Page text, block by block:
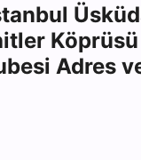
Adres